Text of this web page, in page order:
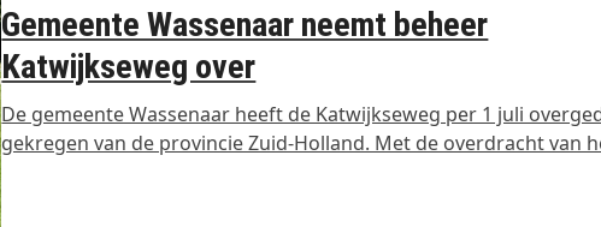
Gemeente Wassenaar neemt beheer
Katwijkseweg over
De gemeente Wassenaar heeft de Katwijkseweg per 1 juli
gekregen van de provincie Zuid-Holland. Met de overdracht van